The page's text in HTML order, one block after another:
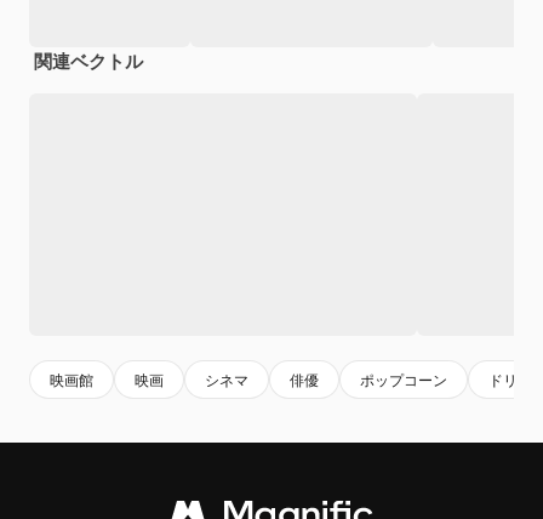
関連ベクトル
映画館 映画 シネマ 俳優 ポップコーン ドリン